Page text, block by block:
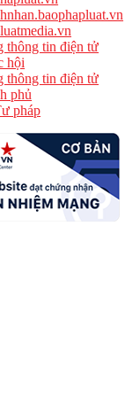
thông tin điện tử
hội
thông tin điện tử
phủ
pháp